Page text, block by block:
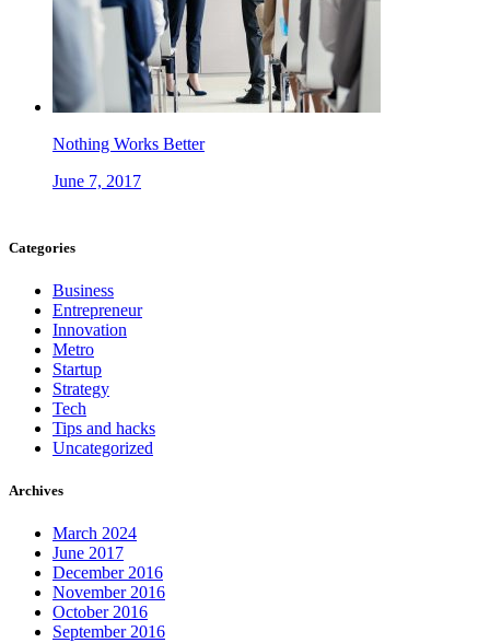
Nothing Works Better
June 7, 2017
Categories
Business
Entrepreneur
Innovation
Metro
Startup
Strategy
Tech
Tips and hacks
Uncategorized
Archives
March 2024
June 2017
December 2016
November 2016
October 2016
September 2016